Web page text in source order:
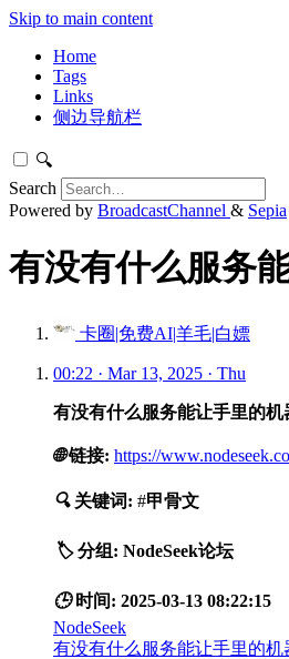
Skip to main content
Home
Tags
Links
侧边导航栏
🔍
Search
Powered by BroadcastChannel & Sepia
有没有什么服务
卡圈|免费AI|羊毛|白嫖
00:22 · Mar 13, 2025 · Thu
有没有什么服务能让手里的
🌐 链接: https://
🔍 关键词: #甲骨文
🏷️ 分组: NodeSeek论坛
🕒 时间: 2025-03-13 08:22:15
NodeSeek
有没有什么服务能让手里的